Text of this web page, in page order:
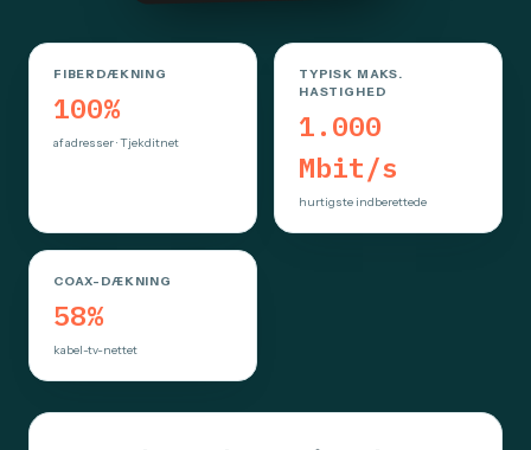
FIBERDÆKNING
100%
af adresser · Tjekditnet
TYPISK MAKS.
HASTIGHED
1.000
Mbit/s
hurtigste indberettede
COAX-DÆKNING
58%
kabel-tv-nettet